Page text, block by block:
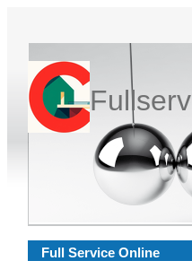
Full Service Online